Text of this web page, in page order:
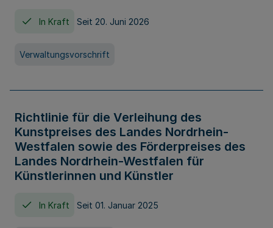
In Kraft Seit 20. Juni 2026
Verwaltungsvorschrift
Richtlinie für die Verleihung des
Kunstpreises des Landes Nordrhein-
Westfalen sowie des Förderpreises des
Landes Nordrhein-Westfalen für
Künstlerinnen und Künstler
In Kraft Seit 01. Januar 2025